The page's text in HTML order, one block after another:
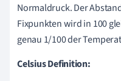
Normaldruck. Der
Fixpunkten wird in 100
genau 1/100 der
Celsius Definition: